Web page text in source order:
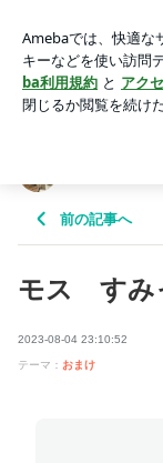
アプリをダウンロ
ょう。
前の記事へ
モス すみ
2023-08-04 23:10:52
テーマ： おまけ